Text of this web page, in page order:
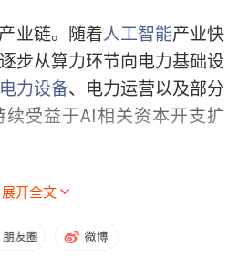
业链。随着人工智能产业快
步从算力环节向电力基础设
电力设备、电力运营以及部分
受益于AI相关资本开支扩
人工智能产业发展进入新阶
应用场景和商业化能力的平
展开全文